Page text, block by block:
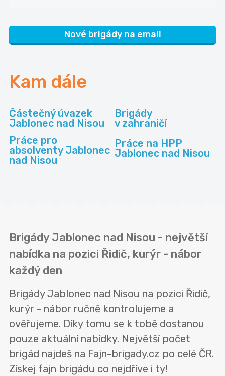
Nové brigády na email
Kam dále
Částečný úvazek
Jablonec nad Nisou
Brigády
v zahraničí
Práce pro
absolventy Jablonec
nad Nisou
Práce na HPP
Jablonec nad Nisou
Brigády Jablonec nad Nisou - největší
nabídka na pozici Řidič, kurýr - nábor
každý den
Brigády Jablonec nad Nisou na pozici Řidič,
kurýr - nábor ručně kontrolujeme a
ověřujeme. Díky tomu se k tobě dostanou
pouze aktuální nabídky. Největší počet
brigád najdeš na Fajn-brigady.cz po celé ČR.
Získej fajn brigádu co nejdříve i ty!